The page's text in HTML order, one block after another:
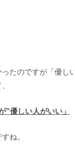
たのですが「優し
”優しい人がいい」
ね。